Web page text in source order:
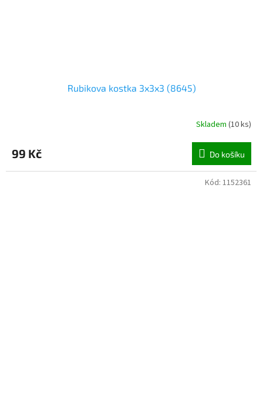
Rubikova kostka 3x3x3 (8645)
Skladem (10 ks)
99 Kč Do košíku
Kód: 1152361